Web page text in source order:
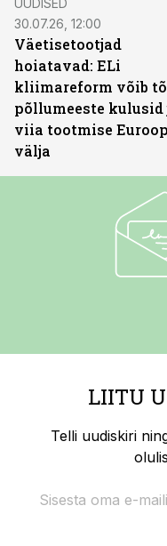
UUDISED
30.07.26, 12:00
Väetisetootjad
hoiatavad: ELi
kliimareform võib
põllumeeste kulusid
viia tootmise
välja
LIITU
Telli uudiskiri